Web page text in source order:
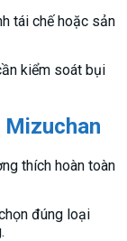
tái chế hoặc sản
kiểm soát bụi
Mizuchan
thích hoàn toàn
đúng loại